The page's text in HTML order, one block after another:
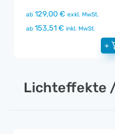
ab 129,00 € exkl. MwSt.
ab 153,51 € inkl. MwSt.
+
Lichteffekte